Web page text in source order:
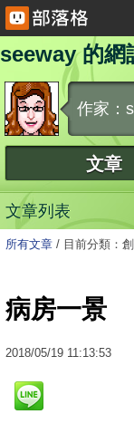
seeway 的網
作家：
文章
文章列表
所有文章 / 目前分類：
病房一景
2018/05/19 11:13:53